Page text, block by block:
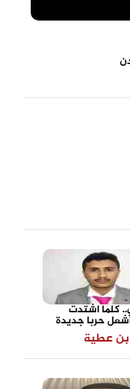
كلما اشتدت
أشعل حربا جديدة
عطية